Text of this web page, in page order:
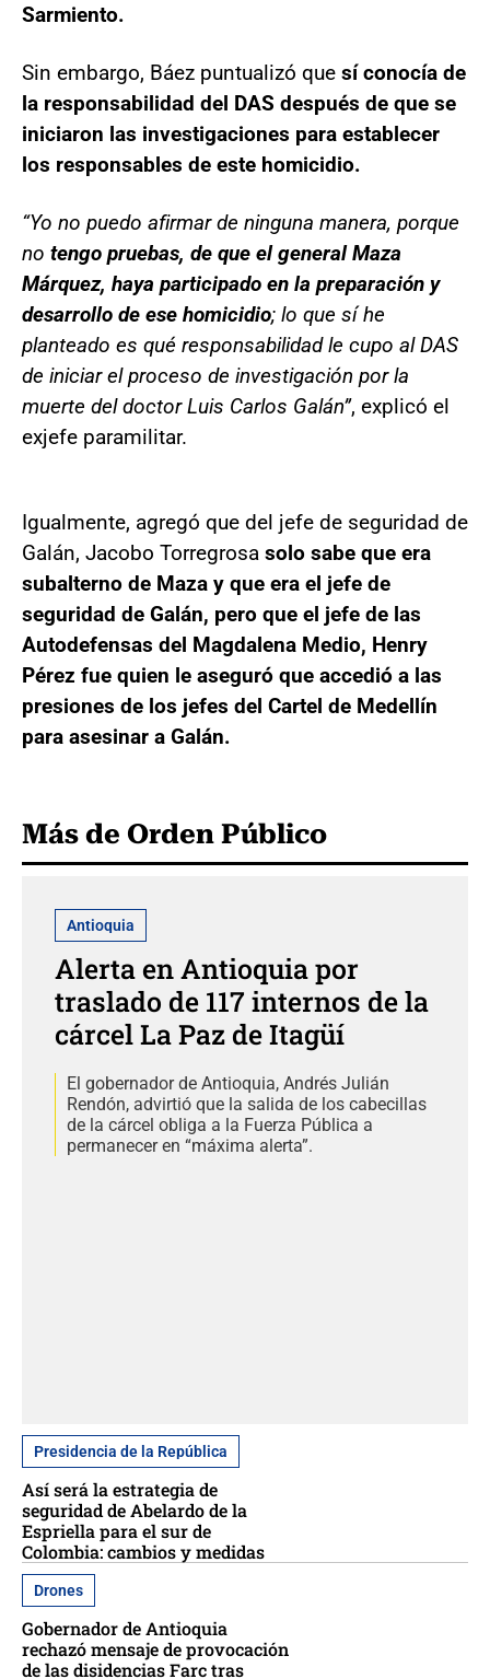
Sarmiento.
Sin embargo, Báez puntualizó que sí conocía de
la responsabilidad del DAS después de que se
iniciaron las investigaciones para establecer
los responsables de este homicidio.
“Yo no puedo afirmar de ninguna manera, porque
no tengo pruebas, de que el general Maza
Márquez, haya participado en la preparación y
desarrollo de ese homicidio; lo que sí he
planteado es qué responsabilidad le cupo al DAS
de iniciar el proceso de investigación por la
muerte del doctor Luis Carlos Galán”, explicó el
exjefe paramilitar.
Igualmente, agregó que del jefe de seguridad de
Galán, Jacobo Torregrosa solo sabe que era
subalterno de Maza y que era el jefe de
seguridad de Galán, pero que el jefe de las
Autodefensas del Magdalena Medio, Henry
Pérez fue quien le aseguró que accedió a las
presiones de los jefes del Cartel de Medellín
para asesinar a Galán.
Más de Orden Público
Antioquia
Alerta en Antioquia por
traslado de 117 internos de la
cárcel La Paz de Itagüí
El gobernador de Antioquia, Andrés Julián
Rendón, advirtió que la salida de los cabecillas
de la cárcel obliga a la Fuerza Pública a
permanecer en “máxima alerta”.
Presidencia de la República
Así será la estrategia de
seguridad de Abelardo de la
Espriella para el sur de
Colombia: cambios y medidas
Drones
Gobernador de Antioquia
rechazó mensaje de provocación
de las disidencias Farc tras